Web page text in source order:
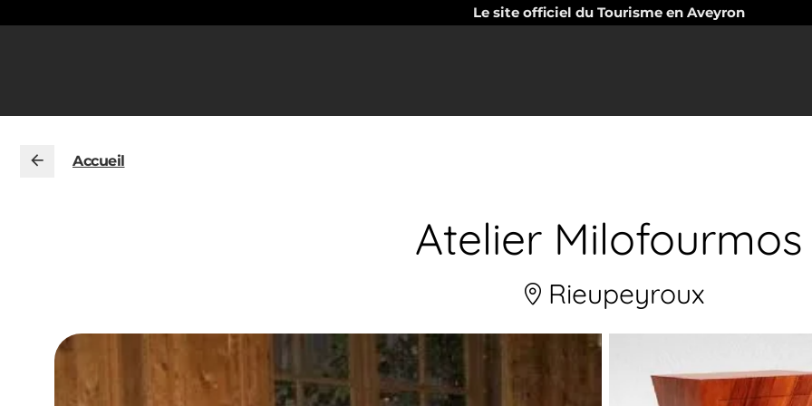
Le site officiel du Tourisme en Aveyron
Accueil
Atelier Milofourmos
Rieupeyroux